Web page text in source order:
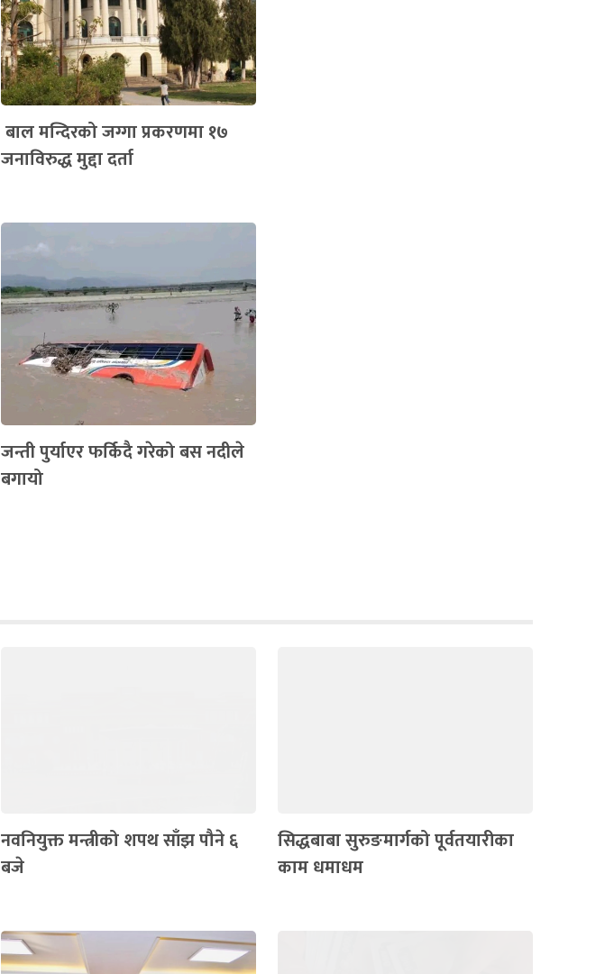
बाल मन्दिरको जग्गा प्रकरणमा १७
जनाविरुद्ध मुद्दा दर्ता
जन्ती पुर्याएर फर्किदै गरेको बस नदीले
बगायो
नवनियुक्त मन्त्रीको शपथ साँझ पौने ६
बजे
सिद्धबाबा सुरुङमार्गको पूर्वतयारीका
काम धमाधम